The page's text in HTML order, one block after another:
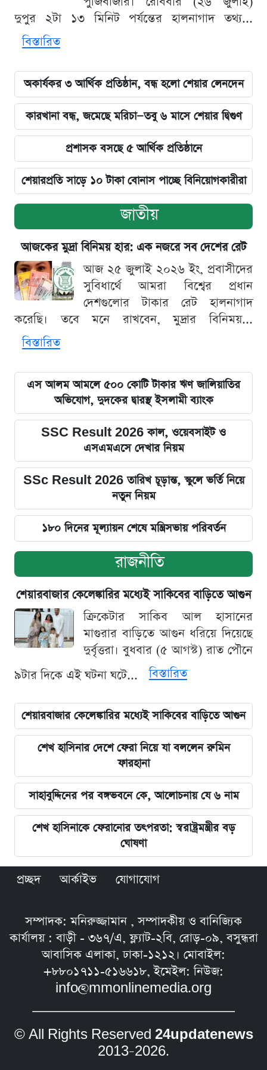
দুপুর ২টা ১৩ মিনিট পর্যন্তের হালনাগাদ তথ্য...
বিস্তারিত
অকার্যকর ৩ আর্থিক প্রতিষ্ঠান, বন্ধ হলো শেয়ার লেনদেন
কারখানা বন্ধ, জমেছে মরিচা—তবু ৬ মাসে শেয়ার দ্বিগুণ
প্রশাসক বসছে ৫ আর্থিক প্রতিষ্ঠানে
শেয়ারপ্রতি সাড়ে ১০ টাকা বোনাস পাচ্ছে বিনিয়োগকারীরা
জাতীয়
আজকের মুদ্রা বিনিময় হার: এক নজরে সব দেশের রেট
আজ ২৫ জুলাই ২০২৬ ইং, প্রবাসীদের
সুবিধার্থে আমরা বিশ্বের প্রধান
দেশগুলোর টাকার রেট হালনাগাদ
করেছি। তবে মনে রাখবেন, মুদ্রার বিনিময়...
বিস্তারিত
এস আলম আমলে ৫০০ কোটি টাকার ঋণ জালিয়াতির
অভিযোগ, দুদকের দ্বারস্থ ইসলামী ব্যাংক
SSC Result 2026 কাল, ওয়েবসাইট ও
এসএমএসে দেখার নিয়ম
SSc Result 2026 তারিখ চূড়ান্ত, স্কুলে ভর্তি নিয়ে
নতুন নিয়ম
১৮০ দিনের মূল্যায়ন শেষে মন্ত্রিসভায় পরিবর্তন
রাজনীতি
শেয়ারবাজার কেলেঙ্কারির মধ্যেই সাকিবের বাড়িতে আগুন
ক্রিকেটার সাকিব আল হাসানের
মাগুরার বাড়িতে আগুন ধরিয়ে দিয়েছে
দুর্বৃত্তরা। বুধবার (৫ আগস্ট) রাত পৌনে
৯টার দিকে এই ঘটনা ঘটে...
বিস্তারিত
শেয়ারবাজার কেলেঙ্কারির মধ্যেই সাকিবের বাড়িতে আগুন
শেখ হাসিনার দেশে ফেরা নিয়ে যা বললেন রুমিন
ফারহানা
সাহাবুদ্দিনের পর বঙ্গভবনে কে, আলোচনায় যে ৬ নাম
শেখ হাসিনাকে ফেরানোর তৎপরতা: স্বরাষ্ট্রমন্ত্রীর বড়
ঘোষণা
প্রচ্ছদ আর্কাইভ যোগাযোগ
সম্পাদক: মনিরুজ্জামান , সম্পাদকীয় ও বানিজ্যিক
কার্যালয় : বাড়ী - ৩৬৭/এ, ফ্ল্যাট-২বি, রোড়-০৯, বসুন্ধরা
আবাসিক এলাকা, ঢাকা-১২১২। মোবাইল:
+৮৮০১৭১১-৫১৬৬১৮, ইমেইল: নিউজ:
info@mmonlinemedia.org
© All Rights Reserved 24updatenews
2013–2026.